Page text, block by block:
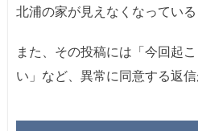
北浦の家が見えなくなっている
また、その投稿には「今回起
い」など、異常に同意する返信